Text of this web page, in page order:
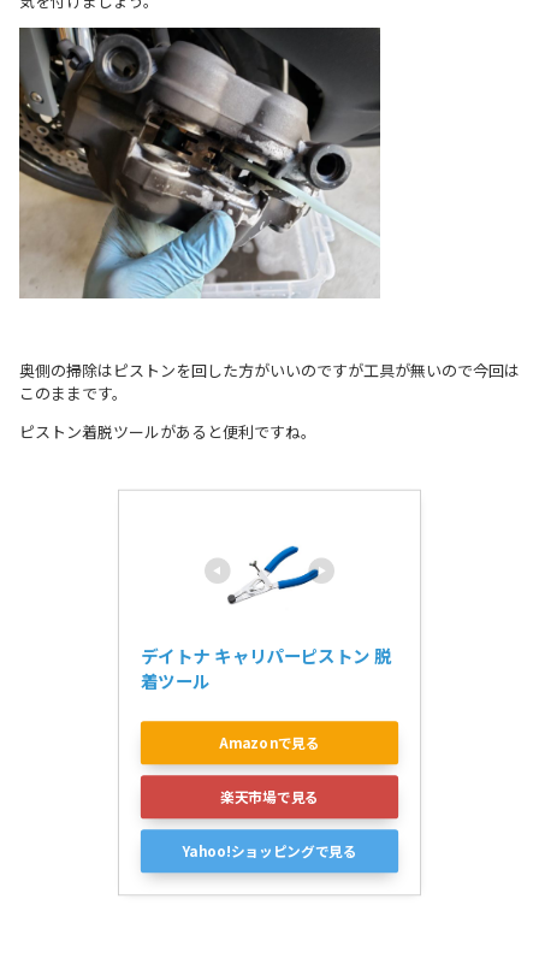
奥側の掃除はピストンを回した方がいいのですが工具が無いので今回は
このままです。
ピストン着脱ツールがあると便利ですね。
デイトナ キャリパーピストン 脱
着ツール
Amazonで見る
楽天市場で見る
Yahoo!ショッピングで見る